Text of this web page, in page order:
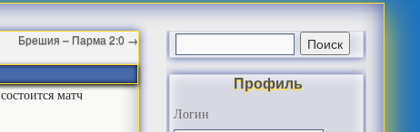
Брешия – Парма 2:0 →
матч
Профиль
Логин